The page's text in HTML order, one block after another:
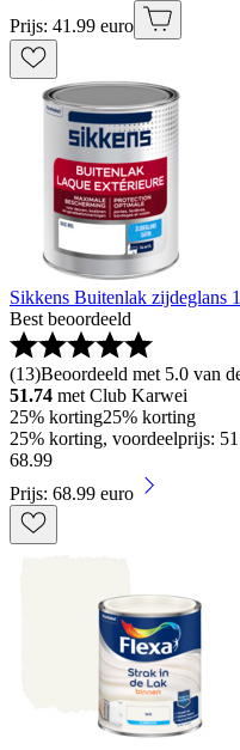
Prijs: 41.99 euro
Sikkens Buitenlak zijdeglans
Best beoordeeld
(13)Beoordeeld met 5.0 van
51.74 met Club Karwei
25% korting25% korting
25% korting, voordeelprijs:
68.99
Prijs: 68.99 euro